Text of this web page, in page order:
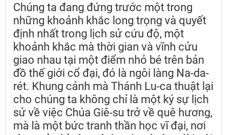
Chúng ta đang đứng trước một trong
những khoảnh khắc long trọng và quyết
định nhất trong lịch sử cứu độ, một
khoảnh khắc mà thời gian và vĩnh cửu
giao nhau tại một điểm nhỏ bé trên bản
đồ thế giới cổ đại, đó là ngôi làng Na-da-
rét. Khung cảnh mà Thánh Lu-ca thuật lại
cho chúng ta không chỉ là một ký sự lịch
sử về việc Chúa Giê-su trở về quê hương,
mà là một bức tranh thần học vĩ đại, nơi